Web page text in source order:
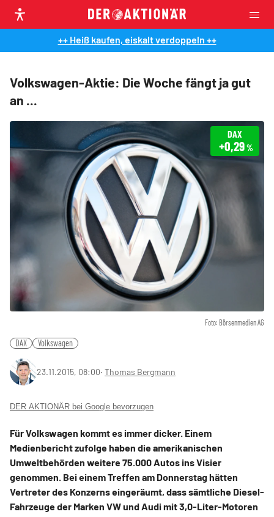
++ Heiß kaufen, eiskalt verdoppeln ++
Volkswagen-Aktie: Die Woche fängt ja gut
an ...
Foto: Börsenmedien AG
DAX
+0,29%
DAX Volkswagen
23.11.2015, 08:00‧ Thomas Bergmann
DER AKTIONÄR bei Google bevorzugen
Für Volkswagen kommt es immer dicker. Einem
Medienbericht zufolge haben die amerikanischen
Umweltbehörden weitere 75.000 Autos ins Visier
genommen. Bei einem Treffen am Donnerstag hätten
Vertreter des Konzerns eingeräumt, dass sämtliche Diesel-
Fahrzeuge der Marken VW und Audi mit 3,0-Liter-Motoren